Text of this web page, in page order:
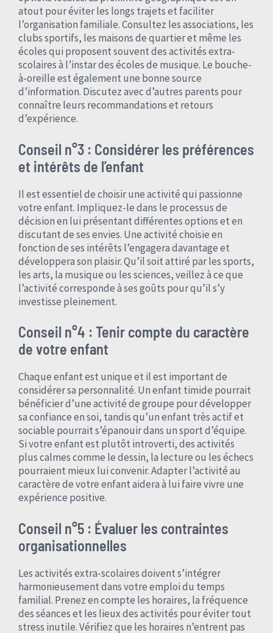
atout pour éviter les longs trajets et faciliter
l’organisation familiale. Consultez les associations, les
clubs sportifs, les maisons de quartier et même les
écoles qui proposent souvent des activités extra-
scolaires à l’instar des écoles de musique. Le bouche-
à-oreille est également une bonne source
d’information. Discutez avec d’autres parents pour
connaître leurs recommandations et retours
d’expérience.
Conseil n°3 : Considérer les préférences
et intérêts de l’enfant
Il est essentiel de choisir une activité qui passionne
votre enfant. Impliquez-le dans le processus de
décision en lui présentant différentes options et en
discutant de ses envies. Une activité choisie en
fonction de ses intérêts l’engagera davantage et
développera son plaisir. Qu’il soit attiré par les sports,
les arts, la musique ou les sciences, veillez à ce que
l’activité corresponde à ses goûts pour qu’il s’y
investisse pleinement.
Conseil n°4 : Tenir compte du caractère
de votre enfant
Chaque enfant est unique et il est important de
considérer sa personnalité. Un enfant timide pourrait
bénéficier d’une activité de groupe pour développer
sa confiance en soi, tandis qu’un enfant très actif et
sociable pourrait s’épanouir dans un sport d’équipe.
Si votre enfant est plutôt introverti, des activités
plus calmes comme le dessin, la lecture ou les échecs
pourraient mieux lui convenir. Adapter l’activité au
caractère de votre enfant aidera à lui faire vivre une
expérience positive.
Conseil n°5 : Évaluer les contraintes
organisationnelles
Les activités extra-scolaires doivent s’intégrer
harmonieusement dans votre emploi du temps
familial. Prenez en compte les horaires, la fréquence
des séances et les lieux des activités pour éviter tout
stress inutile. Vérifiez que les horaires n’entrent pas